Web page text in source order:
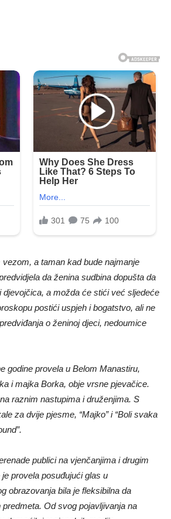
a taman kad bude najmanje
da ženina sudbina dopušta da
djevojčica, a možda će stići već sljedeće
postići uspjeh i bogatstvo, ali ne
o ženinoj djeci, nedoumice
godine provela u Belom Manastiru,
i majka Borka, obje vrsne pjevačice.
raznim nastupima i druženjima. S
za dvije pjesme, “Majko” i “Boli svaka
publici na vjenčanjima i drugim
provela posuđujući glas u
obrazovanja bila je fleksibilna da
Od svog pojavljivanja na